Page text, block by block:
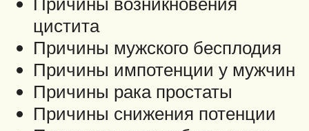
цистита
Причины мужского бесплодия
Причины импотенции у мужчин
Причины рака простаты
Причины снижения потенции